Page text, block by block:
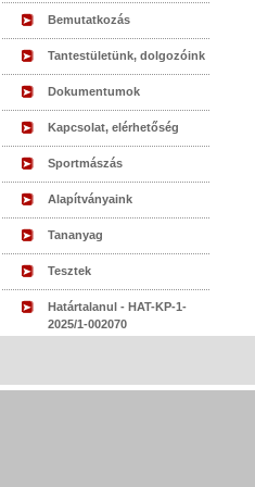
Bemutatkozás
Tantestületünk, dolgozóink
Dokumentumok
Kapcsolat, elérhetőség
Sportmászás
Alapítványaink
Tananyag
Tesztek
Határtalanul - HAT-KP-1-
2025/1-002070